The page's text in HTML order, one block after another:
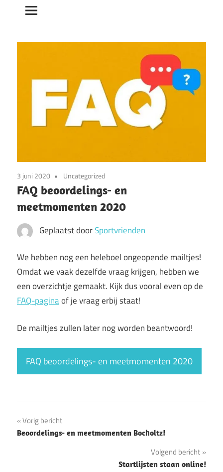
3 juni 2020 Uncategorized
FAQ beoordelings- en
meetmomenten 2020
Geplaatst doorSportvrienden
We hebben nog een heleboel ongeopende mailtjes!
Omdat we vaak dezelfde vraag krijgen, hebben we
een overzichtje gemaakt. Kijk dus vooral even op de
FAQ-paginaof je vraag erbij staat!
De mailtjes zullen later nog worden beantwoord!
FAQ beoordelings- en meetmomenten 2020
Bericht
navigatie
Vorig bericht
Beoordelings- en meetmomenten Bocholtz!
Volgend bericht
Startlijsten staan online!